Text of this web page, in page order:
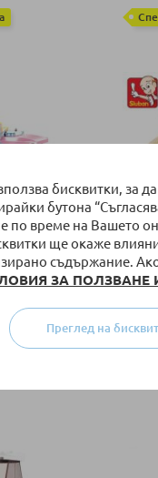
бисквитки, за
бутона
по време на Вашето
ще окаже
съдържание.
ЗА ПОЛЗВАНЕ
Преглед на
GIRLS
лв.